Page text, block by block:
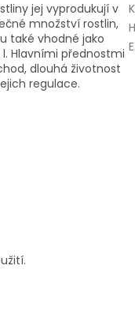
jej vyprodukují v
množství rostlin,
také vhodné jako
Hlavními přednostmi
dlouhá životnost
regulace.